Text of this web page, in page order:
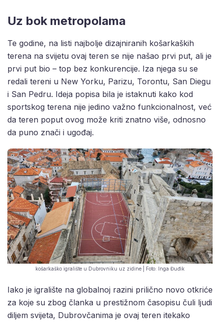
Uz bok metropolama
Te godine, na listi najbolje dizajniranih košarkaških
terena na svijetu ovaj teren se nije našao prvi put, ali je
prvi put bio – top bez konkurencije. Iza njega su se
redali tereni u New Yorku, Parizu, Torontu, San Diegu
i San Pedru. Ideja popisa bila je istaknuti kako kod
sportskog terena nije jedino važno funkcionalnost, već
da teren poput ovog može kriti znatno više, odnosno
da puno znači i ugođaj.
košarkaško igralište u Dubrovniku uz zidine | Foto: Inga Đuđik
Iako je igralište na globalnoj razini prilično novo otkriće
za koje su zbog članka u prestižnom časopisu čuli ljudi
diljem svijeta, Dubrovčanima je ovaj teren itekako